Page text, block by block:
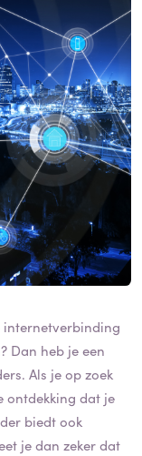
internetverbinding
Dan heb je een
Als je op zoek
ontdekking dat je
biedt ook
je dan zeker dat